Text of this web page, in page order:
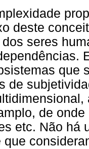
deste
seres
que
de
de
etc. Não há
que